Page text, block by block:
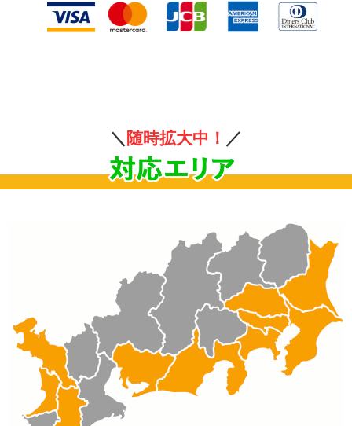
＼ 随時拡大中！ ／